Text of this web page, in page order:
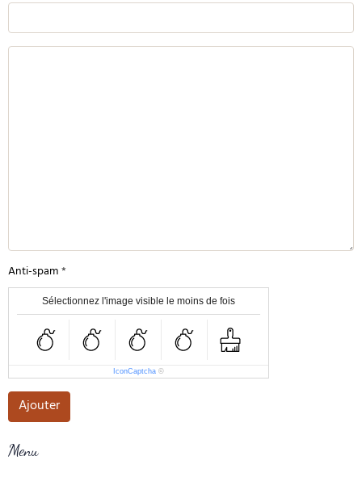
Anti-spam
Sélectionnez l'image visible le moins de fois
IconCaptcha ©
Ajouter
Menu